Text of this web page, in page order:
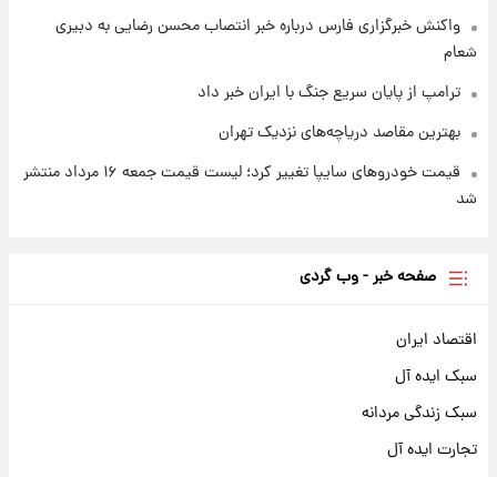
واکنش خبرگزاری فارس درباره خبر انتصاب محسن رضایی به دبیری
شعام
ترامپ از پایان سریع جنگ با ایران خبر داد
بهترین مقاصد دریاچه‌های نزدیک تهران
قیمت خودروهای سایپا تغییر کرد؛ لیست قیمت جمعه ۱۶ مرداد منتشر
شد
صفحه خبر - وب گردی
اقتصاد ایران
سبک ایده آل
سبک زندگی مردانه
تجارت ایده آل